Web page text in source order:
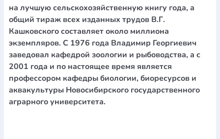
(097) 880-6379
Ми у Facebook
на лучшую сельскохозяйственную книгу года, а
общий тираж всех изданных трудов В.Г.
Кашковского составляет около миллиона
экземпляров. С 1976 года Владимир Георгиевич
заведовал кафедрой зоологии и рыбоводства, а с
2001 года и по настоящее время является
профессором кафедры биологии, биоресурсов и
аквакультуры Новосибирского государственного
аграрного университета.